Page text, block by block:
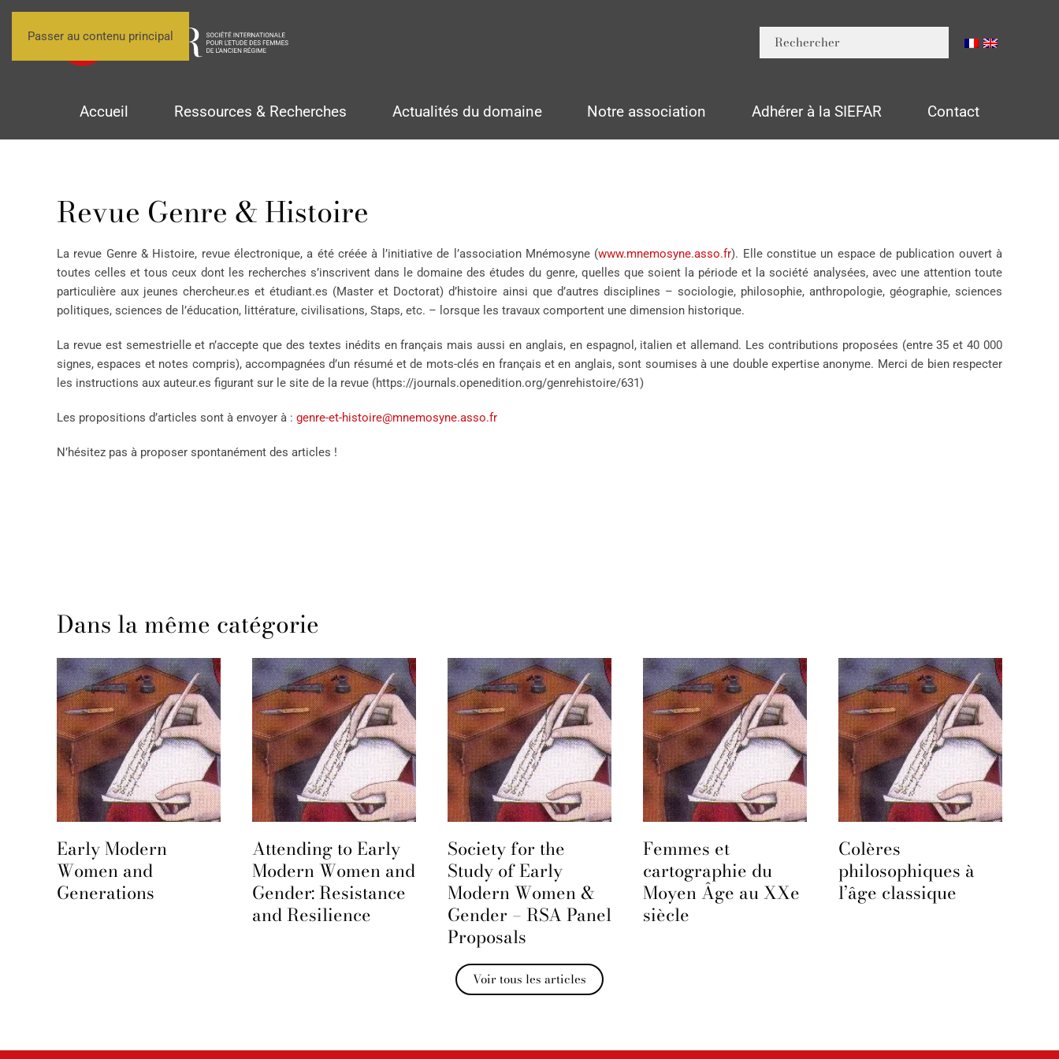
Passer au contenu principal
Accueil Ressources & Recherches Actualités du domaine Notre association Adhérer à la SIEFAR Contact
Revue Genre & Histoire
La revue Genre & Histoire, revue électronique, a été créée à l’initiative de l’association Mnémosyne (www.mnemosyne.asso.fr). Elle constitue un espace de publication ouvert à
toutes celles et tous ceux dont les recherches s’inscrivent dans le domaine des études du genre, quelles que soient la période et la société analysées, avec une attention toute
particulière aux jeunes chercheur.es et étudiant.es (Master et Doctorat) d’histoire ainsi que d’autres disciplines – sociologie, philosophie, anthropologie, géographie, sciences
politiques, sciences de l’éducation, littérature, civilisations, Staps, etc. – lorsque les travaux comportent une dimension historique.
La revue est semestrielle et n’accepte que des textes inédits en français mais aussi en anglais, en espagnol, italien et allemand. Les contributions proposées (entre 35 et 40 000
signes, espaces et notes compris), accompagnées d’un résumé et de mots-clés en français et en anglais, sont soumises à une double expertise anonyme. Merci de bien respecter
les instructions aux auteur.es figurant sur le site de la revue (https://journals.openedition.org/genrehistoire/631)
Les propositions d’articles sont à envoyer à : genre-et-histoire@mnemosyne.asso.fr
N’hésitez pas à proposer spontanément des articles !
Dans la même catégorie
Early Modern
Women and
Generations
Attending to Early
Modern Women and
Gender: Resistance
and Resilience
Society for the
Study of Early
Modern Women &
Gender – RSA Panel
Proposals
Femmes et
cartographie du
Moyen Âge au XXe
siècle
Colères
philosophiques à
l’âge classique
Voir tous les articles